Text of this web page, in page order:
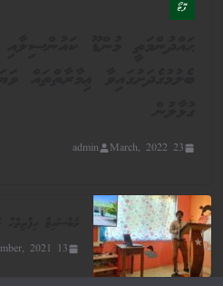
ފޮޓޯ
23 March, 2022
admin
13 December, 2021